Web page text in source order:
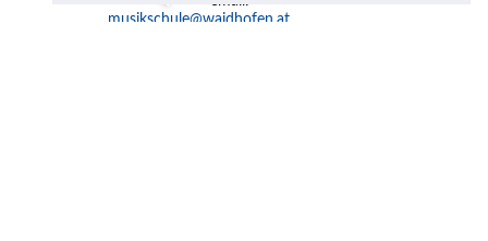
musikschule@waidhofen.at